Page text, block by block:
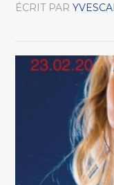
ÉCRIT PAR